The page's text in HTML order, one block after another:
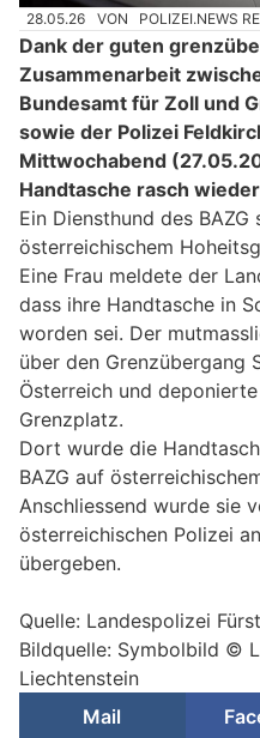
28.05.26 VON POLIZEI.NEWS
Dank der guten
Zusammenarbeit
Bundesamt für Zoll und
sowie der Polizei
Mittwochabend
Handtasche rasch
Ein Diensthund des
österreichischem
Eine Frau meldete der
dass ihre Handtasche in
worden sei. Der
über den Grenzübergang
Österreich und
Grenzplatz.
Dort wurde die
BAZG auf
Anschliessend wurde sie
österreichischen Polizei
übergeben.
Quelle: Landespolizei
Bildquelle: Symbolbild ©
Liechtenstein
Mail